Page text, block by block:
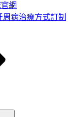
網
病治療方式訂制